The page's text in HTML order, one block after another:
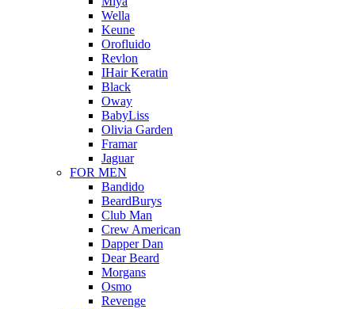
Wella
Keune
Orofluido
Revlon
IHair Keratin
Black
Oway
BabyLiss
Olivia Garden
Framar
Jaguar
FOR MEN
Bandido
BeardBurys
Club Man
Crew American
Dapper Dan
Dear Beard
Morgans
Osmo
Revenge